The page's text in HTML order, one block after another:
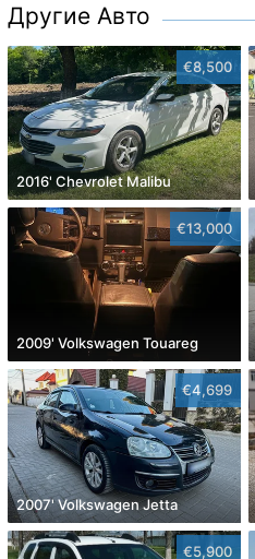
Другие Авто
€8,500
2016' Chevrolet Malibu
€13,000
2009' Volkswagen Touareg
€4,699
2007' Volkswagen Jetta
€5,900